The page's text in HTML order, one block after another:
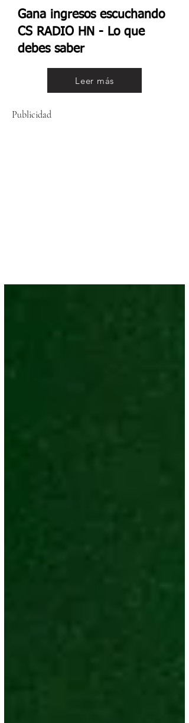
Gana ingresos escuchando
CS RADIO HN - Lo que
debes saber
Leer más
Publicidad